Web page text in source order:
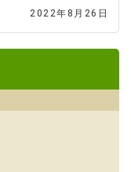
2022年8月26日